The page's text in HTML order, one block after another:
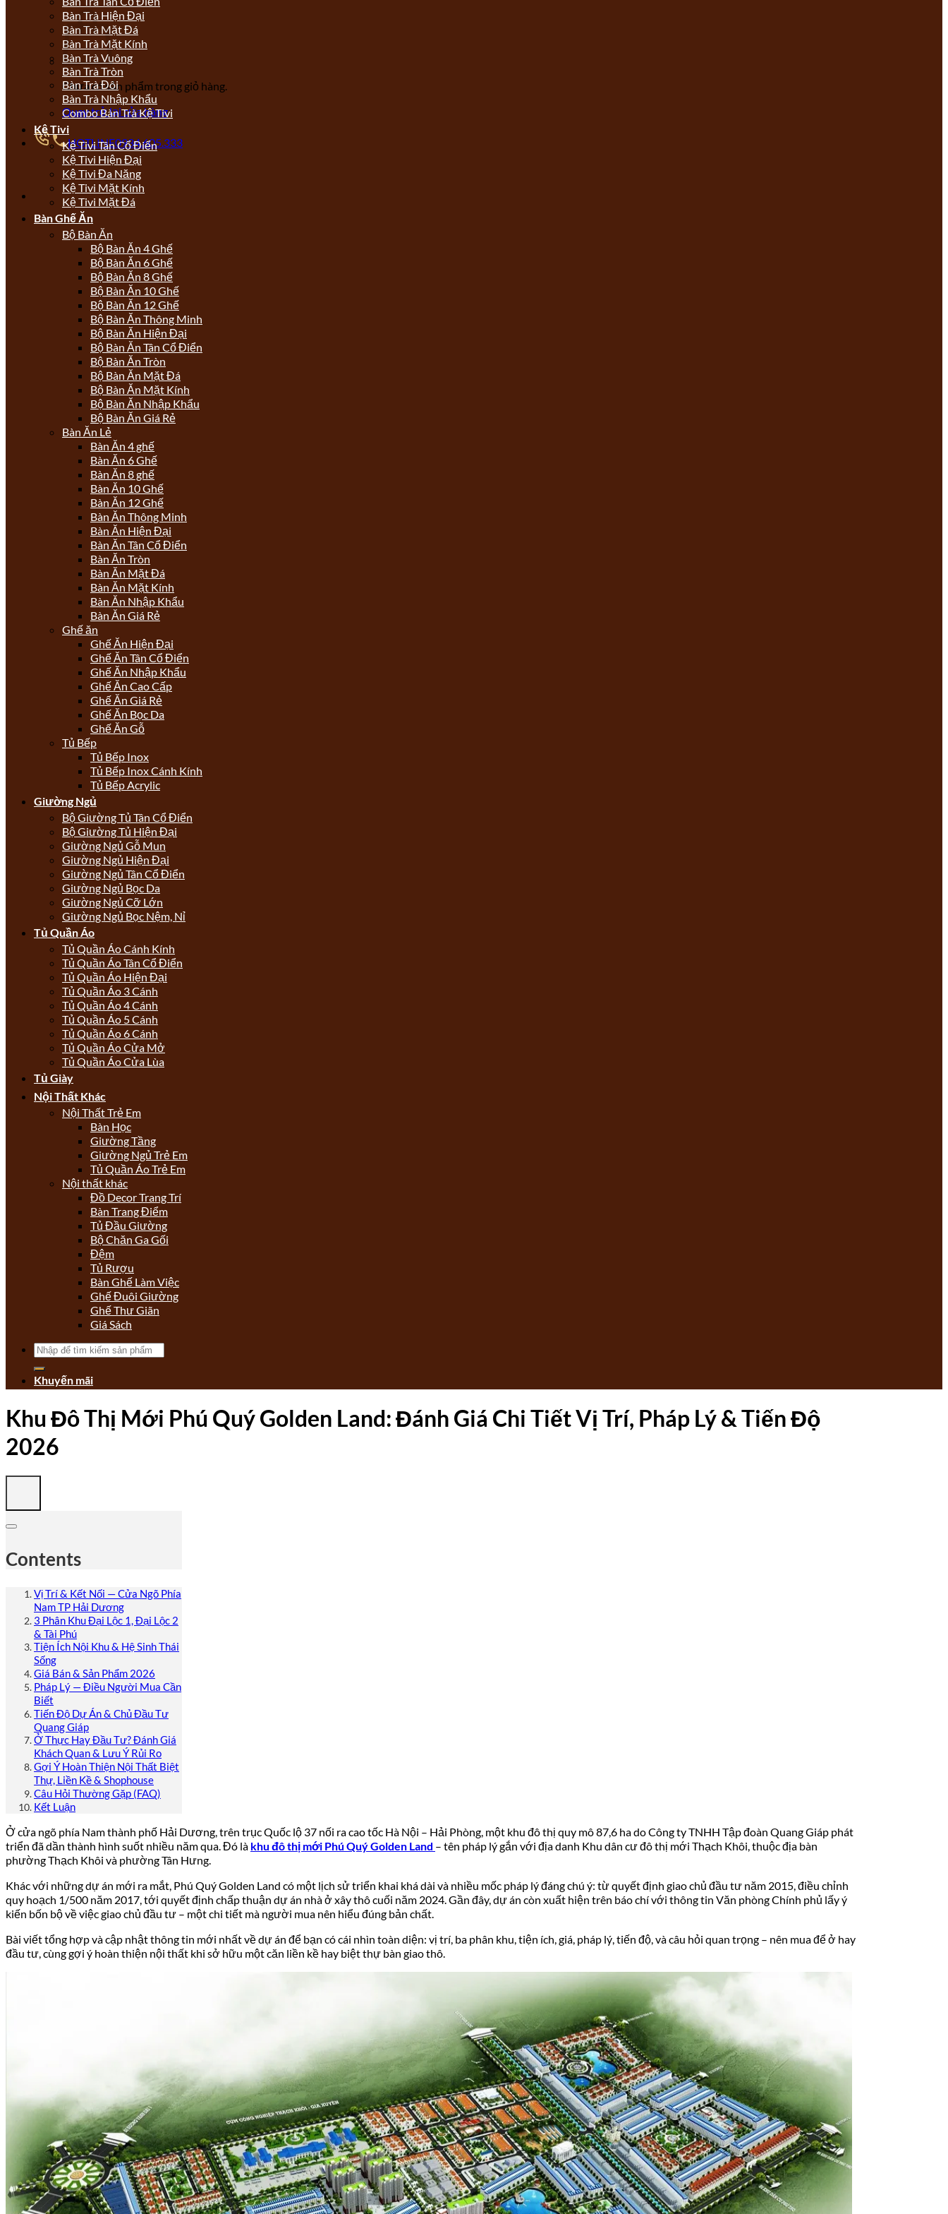
Chưa có sản phẩm trong giỏ hàng.
Quay trở lại cửa hàng
HOTLINE0934.605.333
Bàn Trà Hiện Đại
Bàn Trà Mặt Đá
Bàn Trà Mặt Kính
Bàn Trà Vuông
Bàn Trà Tròn
Bàn Trà Đôi
Bàn Trà Nhập Khẩu
Combo Bàn Trà Kệ Tivi
Kệ Tivi
Kệ Tivi Tân Cổ Điển
Kệ Tivi Hiện Đại
Kệ Tivi Đa Năng
Kệ Tivi Mặt Kính
Kệ Tivi Mặt Đá
Bàn Ghế Ăn
Bộ Bàn Ăn
Bộ Bàn Ăn 4 Ghế
Bộ Bàn Ăn 6 Ghế
Bộ Bàn Ăn 8 Ghế
Bộ Bàn Ăn 10 Ghế
Bộ Bàn Ăn 12 Ghế
Bộ Bàn Ăn Thông Minh
Bộ Bàn Ăn Hiện Đại
Bộ Bàn Ăn Tân Cổ Điển
Bộ Bàn Ăn Tròn
Bộ Bàn Ăn Mặt Đá
Bộ Bàn Ăn Mặt Kính
Bộ Bàn Ăn Nhập Khẩu
Bộ Bàn Ăn Giá Rẻ
Bàn Ăn Lẻ
Bàn Ăn 4 ghế
Bàn Ăn 6 Ghế
Bàn Ăn 8 ghế
Bàn Ăn 10 Ghế
Bàn Ăn 12 Ghế
Bàn Ăn Thông Minh
Bàn Ăn Hiện Đại
Bàn Ăn Tân Cổ Điển
Bàn Ăn Tròn
Bàn Ăn Mặt Đá
Bàn Ăn Mặt Kính
Bàn Ăn Nhập Khẩu
Bàn Ăn Giá Rẻ
Ghế ăn
Ghế Ăn Hiện Đại
Ghế Ăn Tân Cổ Điển
Ghế Ăn Nhập Khẩu
Ghế Ăn Cao Cấp
Ghế Ăn Giá Rẻ
Ghế Ăn Bọc Da
Ghế Ăn Gỗ
Tủ Bếp
Tủ Bếp Inox
Tủ Bếp Inox Cánh Kính
Tủ Bếp Acrylic
Giường Ngủ
Bộ Giường Tủ Tân Cổ Điển
Bộ Giường Tủ Hiện Đại
Giường Ngủ Gỗ Mun
Giường Ngủ Hiện Đại
Giường Ngủ Tân Cổ Điển
Giường Ngủ Bọc Da
Giường Ngủ Cỡ Lớn
Giường Ngủ Bọc Nệm, Nỉ
Tủ Quần Áo
Tủ Quần Áo Cánh Kính
Tủ Quần Áo Tân Cổ Điển
Tủ Quần Áo Hiện Đại
Tủ Quần Áo 3 Cánh
Tủ Quần Áo 4 Cánh
Tủ Quần Áo 5 Cánh
Tủ Quần Áo 6 Cánh
Tủ Quần Áo Cửa Mở
Tủ Quần Áo Cửa Lùa
Tủ Giày
Nội Thất Khác
Nội Thất Trẻ Em
Bàn Học
Giường Tầng
Giường Ngủ Trẻ Em
Tủ Quần Áo Trẻ Em
Nội thất khác
Đồ Decor Trang Trí
Bàn Trang Điểm
Tủ Đầu Giường
Bộ Chăn Ga Gối
Đệm
Tủ Rượu
Bàn Ghế Làm Việc
Ghế Đuôi Giường
Ghế Thư Giãn
Giá Sách
Tìm
kiếm:
Khuyến mãi
Khu Đô Thị Mới Phú Quý Golden Land: Đánh Giá Chi Tiết Vị Trí, Pháp Lý & Tiến Độ
2026
Contents
Vị Trí & Kết Nối — Cửa Ngõ Phía
Nam TP Hải Dương
3 Phân Khu Đại Lộc 1, Đại Lộc 2
& Tài Phú
Tiện Ích Nội Khu & Hệ Sinh Thái
Sống
Giá Bán & Sản Phẩm 2026
Pháp Lý — Điều Người Mua Cần
Biết
Tiến Độ Dự Án & Chủ Đầu Tư
Quang Giáp
Ở Thực Hay Đầu Tư? Đánh Giá
Khách Quan & Lưu Ý Rủi Ro
Gợi Ý Hoàn Thiện Nội Thất Biệt
Thự, Liền Kề & Shophouse
Câu Hỏi Thường Gặp (FAQ)
Kết Luận
Ở cửa ngõ phía Nam thành phố Hải Dương, trên trục Quốc lộ 37 nối ra cao tốc Hà Nội – Hải Phòng, một khu đô thị quy mô 87,6 ha do Công ty TNHH Tập đoàn Quang Giáp phát
triển đã dần thành hình suốt nhiều năm qua. Đó là khu đô thị mới Phú Quý Golden Land – tên pháp lý gắn với địa danh Khu dân cư đô thị mới Thạch Khôi, thuộc địa bàn
phường Thạch Khôi và phường Tân Hưng.
Khác với những dự án mới ra mắt, Phú Quý Golden Land có một lịch sử triển khai khá dài và nhiều mốc pháp lý đáng chú ý: từ quyết định giao chủ đầu tư năm 2015, điều chỉnh
quy hoạch 1/500 năm 2017, tới quyết định chấp thuận dự án nhà ở xây thô cuối năm 2024. Gần đây, dự án còn xuất hiện trên báo chí với thông tin Văn phòng Chính phủ lấy ý
kiến bốn bộ về việc giao chủ đầu tư – một chi tiết mà người mua nên hiểu đúng bản chất.
Bài viết tổng hợp và cập nhật thông tin mới nhất về dự án để bạn có cái nhìn toàn diện: vị trí, ba phân khu, tiện ích, giá, pháp lý, tiến độ, và câu hỏi quan trọng – nên mua để ở hay
đầu tư, cùng gợi ý hoàn thiện nội thất khi sở hữu một căn liền kề hay biệt thự bàn giao thô.